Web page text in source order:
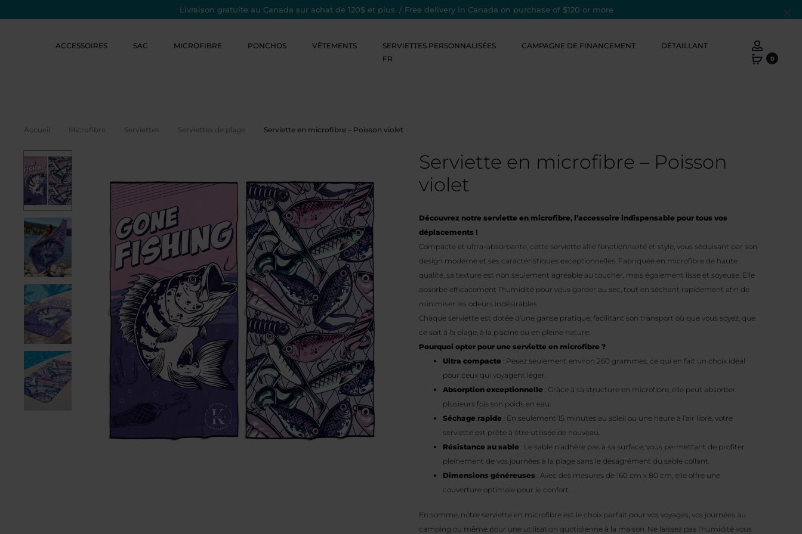
Livraison gratuite au Canada sur achat de 120$ et plus. / Free delivery in Canada on purchase of $120 or more
ACCESSOIRES SAC MICROFIBRE PONCHOS VÊTEMENTS SERVIETTES PERSONNALISÉES CAMPAGNE DE FINANCEMENT
DÉTAILLANT
FR
0
Accueil Microfibre Serviettes Serviettes de plage Serviette en microfibre – Poisson violet
Serviette en microfibre – Poisson
violet
Découvrez notre serviette en microfibre, l’accessoire indispensable pour tous vos
déplacements !
Compacte et ultra-absorbante, cette serviette allie fonctionnalité et style, vous séduisant par son
design moderne et ses caractéristiques exceptionnelles. Fabriquée en microfibre de haute
qualité, sa texture est non seulement agréable au toucher, mais également lisse et soyeuse. Elle
absorbe efficacement l’humidité pour vous garder au sec, tout en séchant rapidement afin de
minimiser les odeurs indésirables.
Chaque serviette est dotée d’une ganse pratique, facilitant son transport où que vous soyez, que
ce soit à la plage, à la piscine ou en pleine nature.
Pourquoi opter pour une serviette en microfibre ?
Ultra compacte : Pesez seulement environ 260 grammes, ce qui en fait un choix idéal
pour ceux qui voyagent léger.
Absorption exceptionnelle : Grâce à sa structure en microfibre, elle peut absorber
plusieurs fois son poids en eau.
Séchage rapide : En seulement 15 minutes au soleil ou une heure à l’air libre, votre
serviette est prête à être utilisée de nouveau.
Résistance au sable : Le sable n’adhère pas à sa surface, vous permettant de profiter
pleinement de vos journées à la plage sans le désagrément du sable collant.
Dimensions généreuses : Avec des mesures de 160 cm x 80 cm, elle offre une
couverture optimale pour le confort.
En somme, notre serviette en microfibre est le choix parfait pour vos voyages, vos journées au
camping ou même pour une utilisation quotidienne à la maison. Ne laissez pas l’humidité vous